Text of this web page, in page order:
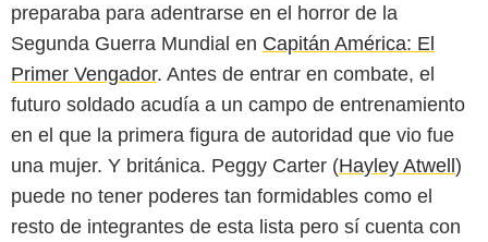
preparaba para adentrarse en el horror de la
Segunda Guerra Mundial en Capitán América: El
Primer Vengador. Antes de entrar en combate, el
futuro soldado acudía a un campo de entrenamiento
en el que la primera figura de autoridad que vio fue
una mujer. Y británica. Peggy Carter (Hayley Atwell)
puede no tener poderes tan formidables como el
resto de integrantes de esta lista pero sí cuenta con